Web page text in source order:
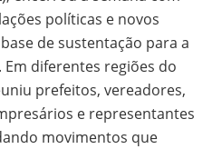
políticas e novos
de sustentação para a
diferentes regiões do
prefeitos, vereadores,
e representantes
movimentos que